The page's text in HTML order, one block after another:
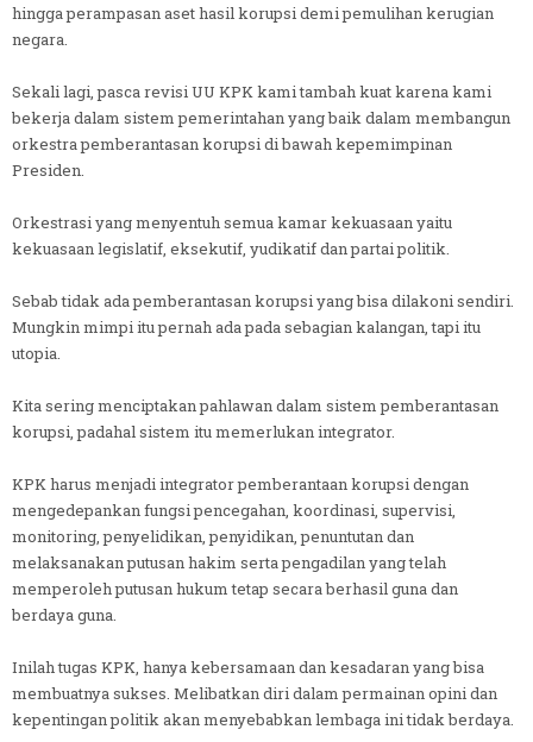
hingga perampasan aset hasil korupsi demi pemulihan kerugian
negara.
Sekali lagi, pasca revisi UU KPK kami tambah kuat karena kami
bekerja dalam sistem pemerintahan yang baik dalam membangun
orkestra pemberantasan korupsi di bawah kepemimpinan
Presiden.
Orkestrasi yang menyentuh semua kamar kekuasaan yaitu
kekuasaan legislatif, eksekutif, yudikatif dan partai politik.
Sebab tidak ada pemberantasan korupsi yang bisa dilakoni sendiri.
Mungkin mimpi itu pernah ada pada sebagian kalangan, tapi itu
utopia.
Kita sering menciptakan pahlawan dalam sistem pemberantasan
korupsi, padahal sistem itu memerlukan integrator.
KPK harus menjadi integrator pemberantaan korupsi dengan
mengedepankan fungsi pencegahan, koordinasi, supervisi,
monitoring, penyelidikan, penyidikan, penuntutan dan
melaksanakan putusan hakim serta pengadilan yang telah
memperoleh putusan hukum tetap secara berhasil guna dan
berdaya guna.
Inilah tugas KPK, hanya kebersamaan dan kesadaran yang bisa
membuatnya sukses. Melibatkan diri dalam permainan opini dan
kepentingan politik akan menyebabkan lembaga ini tidak berdaya.